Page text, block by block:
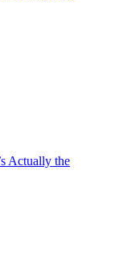
Actually the